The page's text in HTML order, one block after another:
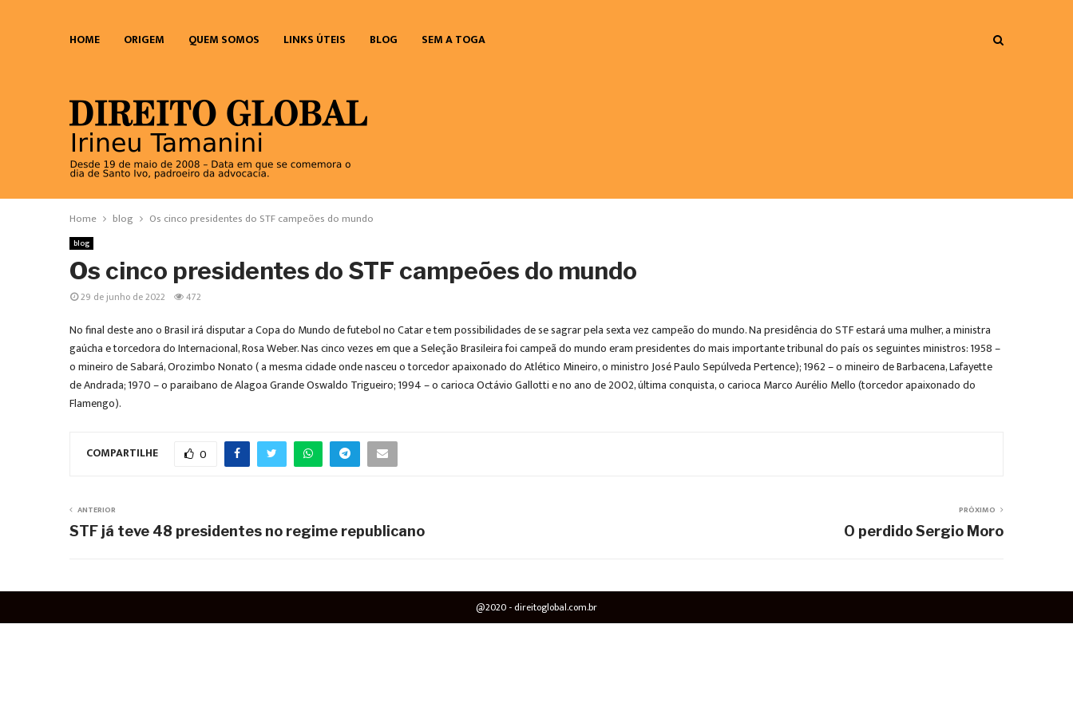
HOME ORIGEM QUEM SOMOS LINKS ÚTEIS BLOG SEM A TOGA
Home blog Os cinco presidentes do STF campeões do mundo
blog
Os cinco presidentes do STF campeões do mundo
29 de junho de 2022 472
No final deste ano o Brasil irá disputar a Copa do Mundo de futebol no Catar e tem possibilidades de se sagrar pela sexta vez campeão do mundo. Na presidência do STF estará uma mulher, a ministra
gaúcha e torcedora do Internacional, Rosa Weber. Nas cinco vezes em que a Seleção Brasileira foi campeã do mundo eram presidentes do mais importante tribunal do país os seguintes ministros: 1958 –
o mineiro de Sabará, Orozimbo Nonato ( a mesma cidade onde nasceu o torcedor apaixonado do Atlético Mineiro, o ministro José Paulo Sepúlveda Pertence); 1962 – o mineiro de Barbacena, Lafayette
de Andrada; 1970 – o paraibano de Alagoa Grande Oswaldo Trigueiro; 1994 – o carioca Octávio Gallotti e no ano de 2002, última conquista, o carioca Marco Aurélio Mello (torcedor apaixonado do
Flamengo).
COMPARTILHE 0
ANTERIOR
STF já teve 48 presidentes no regime republicano
PRÓXIMO
O perdido Sergio Moro
@2020 - direitoglobal.com.br